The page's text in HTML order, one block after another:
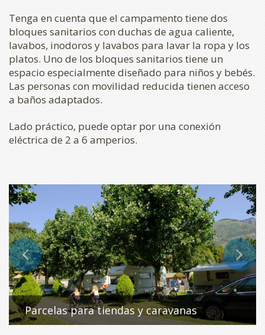
Tenga en cuenta que el campamento tiene dos
bloques sanitarios con duchas de agua caliente,
lavabos, inodoros y lavabos para lavar la ropa y los
platos. Uno de los bloques sanitarios tiene un
espacio especialmente diseñado para niños y bebés.
Las personas con movilidad reducida tienen acceso
a baños adaptados.
Lado práctico, puede optar por una conexión
eléctrica de 2 a 6 amperios.
Parcelas para tiendas y caravanas